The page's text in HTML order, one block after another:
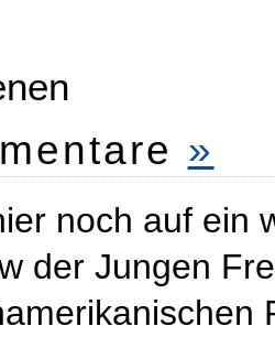
»
noch auf ein
der Jungen